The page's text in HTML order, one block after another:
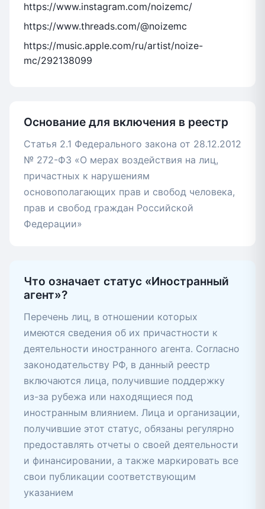
https://www.instagram.com/noizemc/
https://www.threads.com/@noizemc
https://music.apple.com/ru/artist/noize-
mc/292138099
Основание для включения в реестр
Статья 2.1 Федерального закона от 28.12.2012
№ 272-ФЗ «О мерах воздействия на лиц,
причастных к нарушениям
основополагающих прав и свобод человека,
прав и свобод граждан Российской
Федерации»
Что означает статус «Иностранный
агент»?
Перечень лиц, в отношении которых
имеются сведения об их причастности к
деятельности иностранного агента. Согласно
законодательству РФ, в данный реестр
включаются лица, получившие поддержку
из-за рубежа или находящиеся под
иностранным влиянием. Лица и организации,
получившие этот статус, обязаны регулярно
предоставлять отчеты о своей деятельности
и финансировании, а также маркировать все
свои публикации соответствующим
указанием